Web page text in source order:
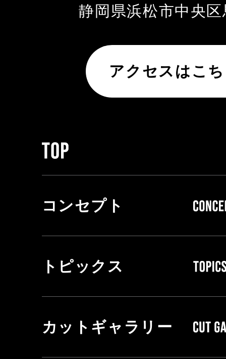
静岡県浜松市中央
アクセスはこ
コンセプト
トピックス
カットギャラリー